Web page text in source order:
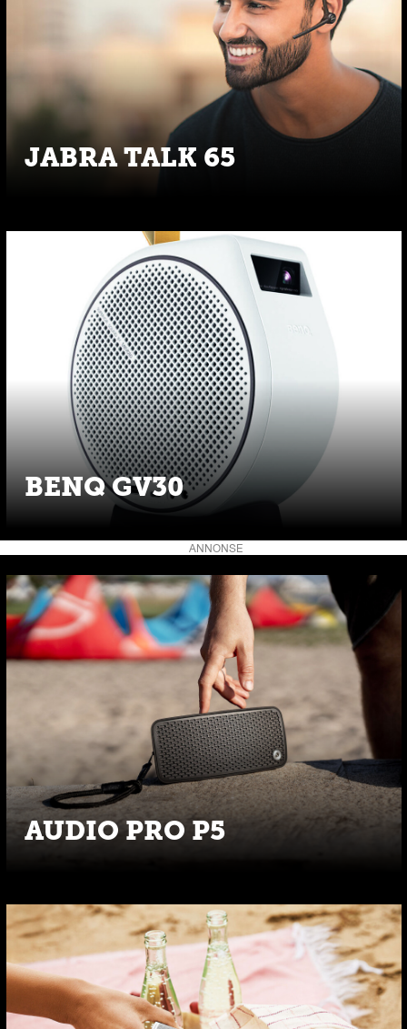
JABRA TALK 65
BENQ GV30
ANNONSE
AUDIO PRO P5